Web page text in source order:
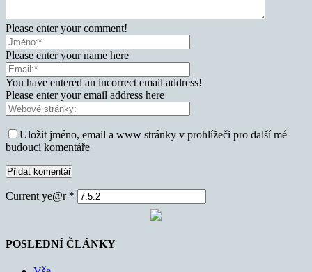
Please enter your comment!
Please enter your name here
You have entered an incorrect email address!
Please enter your email address here
Uložit jméno, email a www stránky v prohlížeči pro další mé
budoucí komentáře
Current ye@r *
POSLEDNÍ ČLÁNKY